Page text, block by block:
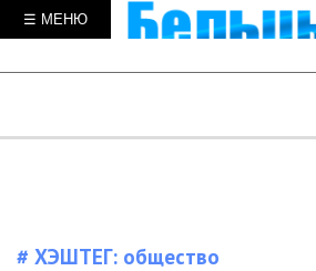
☰ МЕНЮ
# ХЭШТЕГ: общество